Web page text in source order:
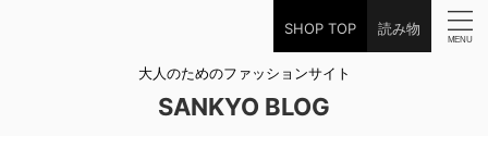
SHOP TOP 読み物
大人のためのファッションサイト
SANKYO BLOG